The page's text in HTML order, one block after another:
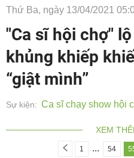
Thứ Ba, ngày 13/04/2021
"Ca sĩ hội chợ"
khủng khiếp
“giật mình”
Sự kiện: Ca sĩ chạy show hội
XEM
1 ... 54